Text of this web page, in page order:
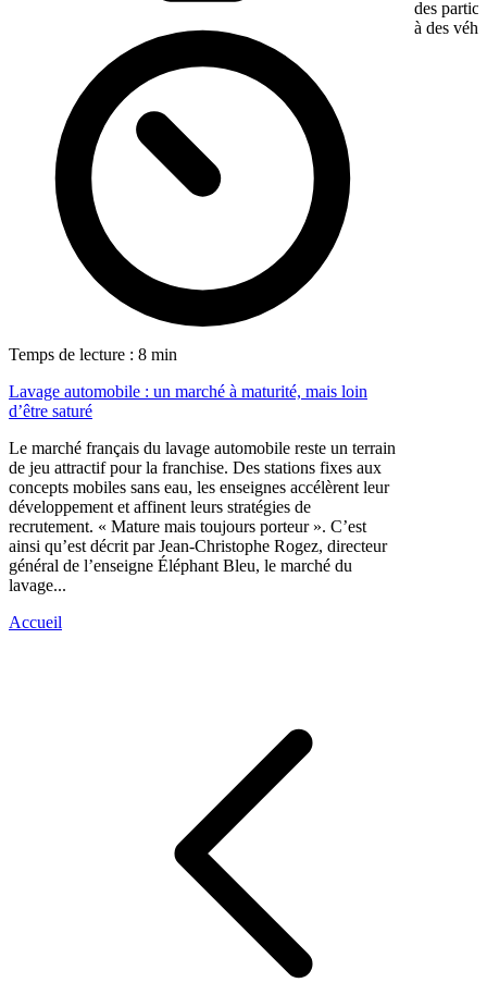
Temps de lecture : 8 min
Lavage automobile : un marché à maturité, mais loin
d’être saturé
Le marché français du lavage automobile reste un terrain
de jeu attractif pour la franchise. Des stations fixes aux
concepts mobiles sans eau, les enseignes accélèrent leur
développement et affinent leurs stratégies de
recrutement. « Mature mais toujours porteur ». C’est
ainsi qu’est décrit par Jean-Christophe Rogez, directeur
général de l’enseigne Éléphant Bleu, le marché du
lavage...
des
à des
Accueil